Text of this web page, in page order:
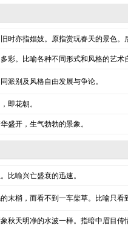
时亦指娼妓。原指赏玩春天的景色。
彩。比喻各种不同形式和风格的艺
派别及风格自由发展与争论。
即花朝。
盛开，生气勃勃的景象。
比喻兴亡盛衰的迅速。
末梢，而看不到一车柴草。比喻只看
秋天明净的水波一样。指暗中眉目传